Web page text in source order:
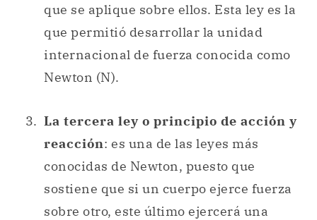
que se aplique sobre ellos. Esta ley es la
que permitió desarrollar la unidad
internacional de fuerza conocida como
Newton (N).
La tercera ley o principio de acción y
reacción: es una de las leyes más
conocidas de Newton, puesto que
sostiene que si un cuerpo ejerce fuerza
sobre otro, este último ejercerá una